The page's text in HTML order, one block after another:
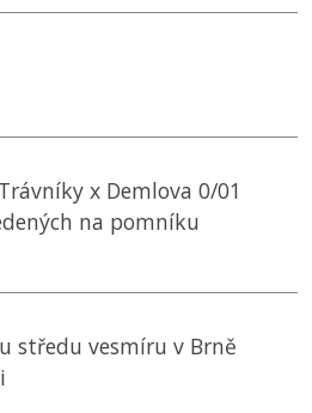
x Demlova 0/01
na pomníku
středu vesmíru v Brně